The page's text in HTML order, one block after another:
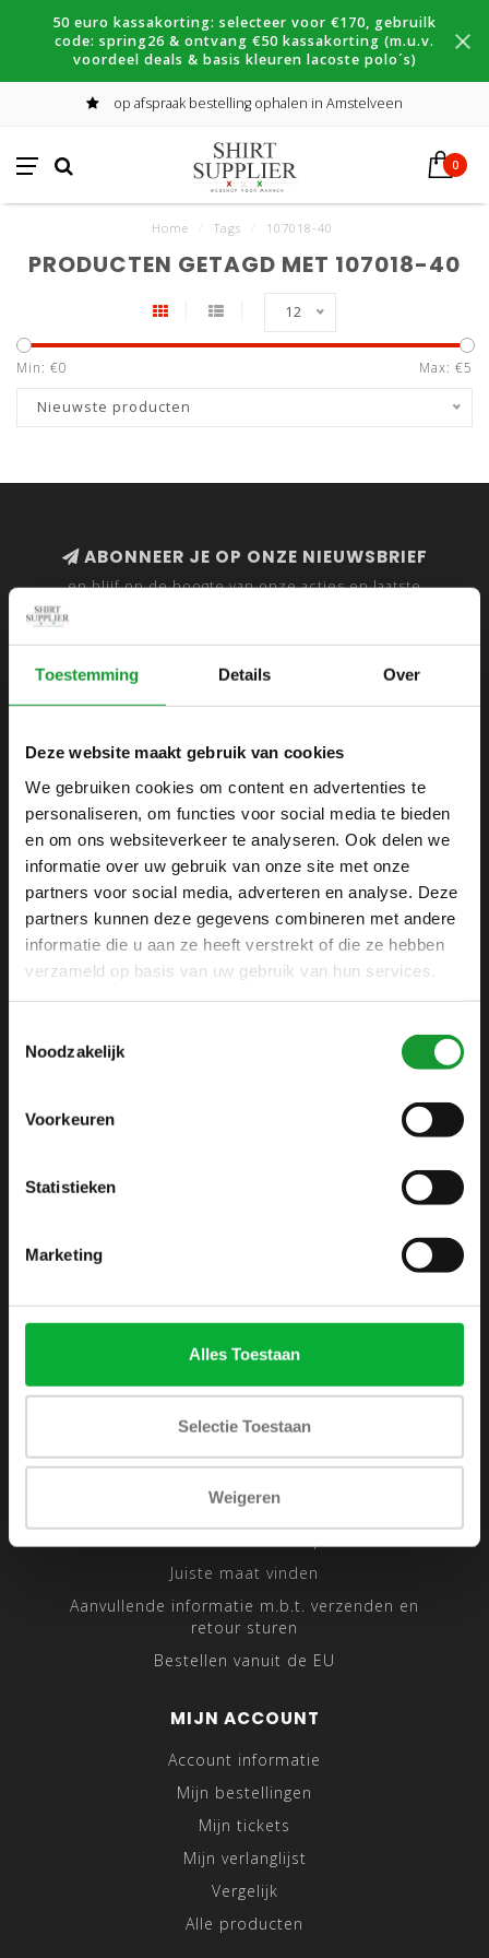
Toestemming Details Over
Deze website maakt gebruik van cookies
We gebruiken cookies om content en advertenties te
personaliseren, om functies voor social media te bieden
en om ons websiteverkeer te analyseren. Ook delen we
informatie over uw gebruik van onze site met onze
partners voor social media, adverteren en analyse. Deze
partners kunnen deze gegevens combineren met andere
informatie die u aan ze heeft verstrekt of die ze hebben
verzameld op basis van uw gebruik van hun services.
Noodzakelijk
Voorkeuren
Statistieken
Marketing
Alles Toestaan
Selectie Toestaan
Weigeren
50 euro kassakorting: selecteer voor €170, gebruilk
code: spring26 & ontvang €50 kassakorting (m.u.v.
voordeel deals & basis kleuren lacoste polo´s)
op afspraak bestelling ophalen in Amstelveen
0
Home Tags 107018-40
PRODUCTEN GETAGD MET 107018-40
12
Min: €0 Max: €5
Nieuwste producten
ABONNEER JE OP ONZE NIEUWSBRIEF
en blijf op de hoogte van onze acties en laatste
SHIRTSUPPLIER.NL
Webshop voor mannen
Zijlijnstraat 24
1433 DC
+31 6 42 52 32 80
+31 6 42 52 32 80
Disclaimer
Privacy Policy
Sitemap
Traveling Tailor
Juiste maat vinden
Aanvullende informatie m.b.t. verzenden en
retour sturen
Bestellen vanuit de EU
MIJN ACCOUNT
Account informatie
Mijn bestellingen
Mijn tickets
Mijn verlanglijst
Vergelijk
Alle producten